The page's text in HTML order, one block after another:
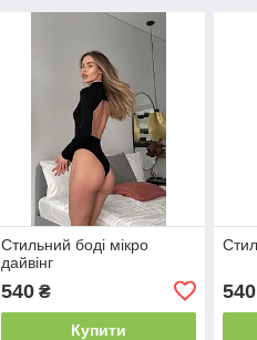
Стильний боді мікро
дайвінг
540₴
Купити
540